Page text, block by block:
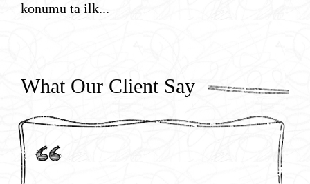
konumu ta ilk...
What Our Client Say